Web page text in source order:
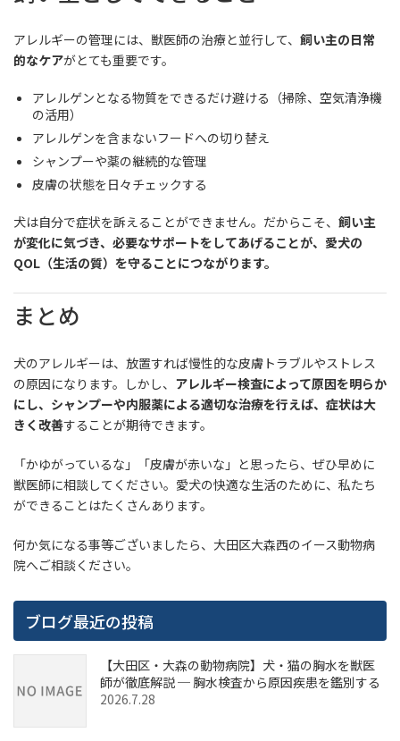
アレルギーの管理には、獣医師の治療と並行して、 飼い主の日常
的なケアがとても重要です。
アレルゲンとなる物質をできるだけ避ける（掃除、空気清浄機
の活用）
アレルゲンを含まないフードへの切り替え
シャンプーや薬の継続的な管理
皮膚の状態を日々チェックする
犬は自分で症状を訴えることができません。だからこそ、 飼い主
が変化に気づき、必要なサポートをしてあげることが、愛犬の
QOL（生活の質）を守ることにつながります。
まとめ
犬のアレルギーは、放置すれば慢性的な皮膚トラブルやストレス
の原因になります。しかし、 アレルギー検査によって原因を明らか
にし、シャンプーや内服薬による適切な治療を行えば、症状は大
きく改善することが期待できます。
「かゆがっているな」「皮膚が赤いな」と思ったら、ぜひ早めに
獣医師に相談してください。愛犬の快適な生活のために、私たち
ができることはたくさんあります。
何か気になる事等ございましたら、大田区大森西のイース動物病
院へご相談ください。
ブログ最近の投稿
【大田区・大森の動物病院】犬・猫の胸水を獣医
師が徹底解説 ─ 胸水検査から原因疾患を鑑別する
2026.7.28